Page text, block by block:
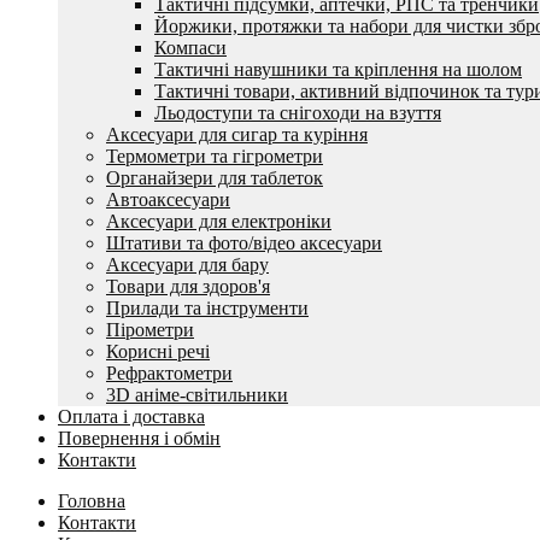
Тактичні підсумки, аптечки, РПС та тренчики
Йоржики, протяжки та набори для чистки
Компаси
Тактичні навушники та кріплення на шолом
Тактичні товари, активний відпочинок та
Льодоступи та снігоходи на взуття
Аксесуари для сигар та куріння
Термометри та гігрометри
Органайзери для таблеток
Автоаксесуари
Аксесуари для електроніки
Штативи та фото/відео аксесуари
Аксесуари для бару
Товари для здоров'я
Прилади та інструменти
Пірометри
Корисні речі
Рефрактометри
3D аніме-світильники
Оплата і доставка
Повернення і обмін
Контакти
Головна
Контакти